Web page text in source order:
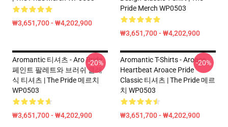
₩3,651,700 - ₩4,202,900
Pride Merch WP0503
₩3,651,700 - ₩4,202,900
Aromantic 티셔츠 - Aro Pride
페인트 팔레트와 브러쉬 클래
식 티셔츠 | The Pride 메르치
WP0503
₩3,651,700 - ₩4,202,900
-20%
Aromantic T-Shirts - Aroace
Heartbeat Aroace Pride
Classic 티셔츠 | The Pride 메르
치 WP0503
₩3,651,700 - ₩4,202,900
-20%